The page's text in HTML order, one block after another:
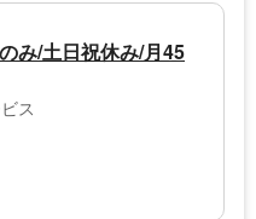
み/土日祝休み/月45
ス